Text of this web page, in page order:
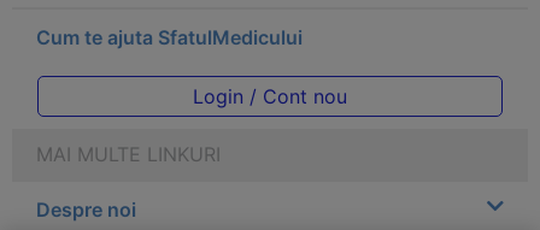
Cum te ajuta SfatulMedicului
Login / Cont nou
MAI MULTE LINKURI
Despre noi